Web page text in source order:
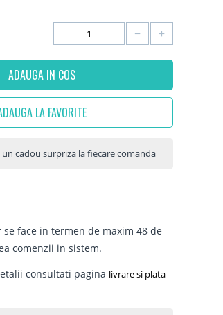
+
−
ADAUGA IN COS
LA FAVORITE
cadou surpriza la fiecare comanda
face in termen de maxim 48 de
comenzii in sistem.
consultati pagina livrare si plata